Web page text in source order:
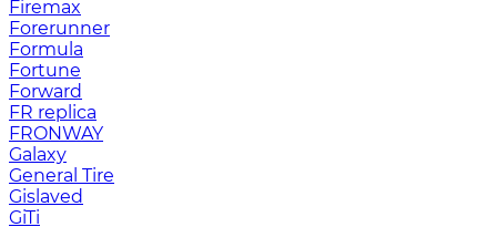
Firemax
Forerunner
Formula
Fortune
Forward
FR replica
FRONWAY
Galaxy
General Tire
Gislaved
GiTi